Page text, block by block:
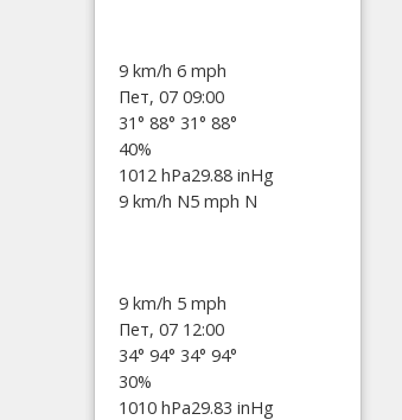
9 km/h 6 mph
Пет, 07 09:00
31° 88° 31° 88°
40%
1012 hPa29.88 inHg
9 km/h N5 mph N
9 km/h 5 mph
Пет, 07 12:00
34° 94° 34° 94°
30%
1010 hPa29.83 inHg